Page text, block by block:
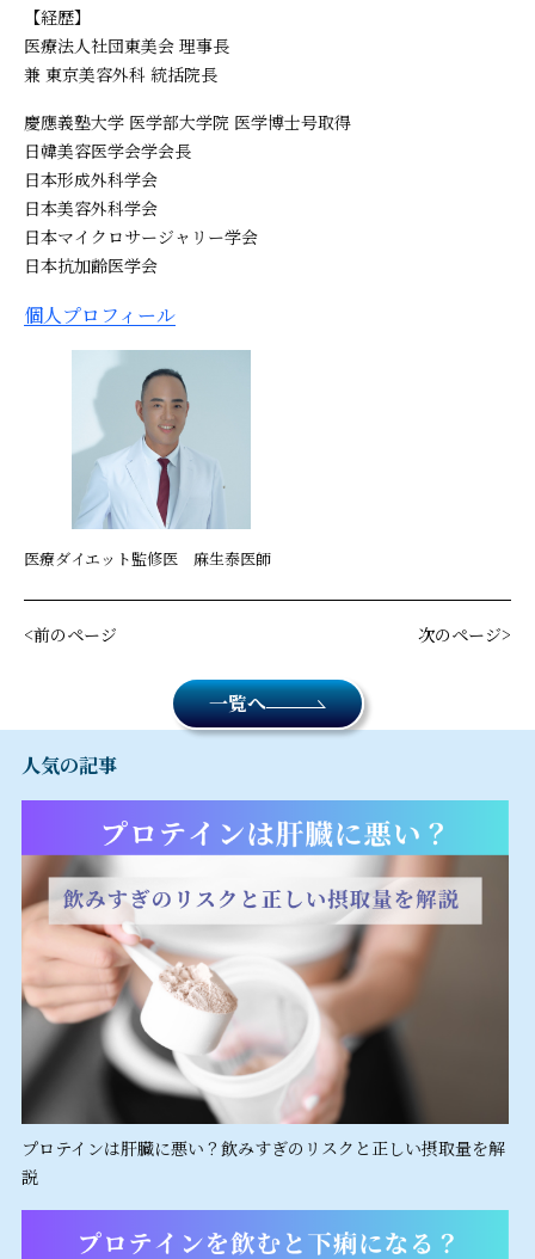
【経歴】
医療法人社団東美会 理事長
兼 東京美容外科 統括院長
慶應義塾大学 医学部大学院 医学博士号取得
日韓美容医学会学会長
日本形成外科学会
日本美容外科学会
日本マイクロサージャリー学会
日本抗加齢医学会
個人プロフィール
医療ダイエット監修医 麻生泰医師
前のページ 次のページ
一覧へ
人気の記事
プロテインは肝臓に悪い？飲みすぎのリスクと正しい摂取量を解
説